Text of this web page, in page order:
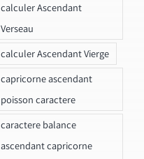
calculer Ascendant
Verseau
calculer Ascendant Vierge
capricorne ascendant
poisson caractere
caractere balance
ascendant capricorne